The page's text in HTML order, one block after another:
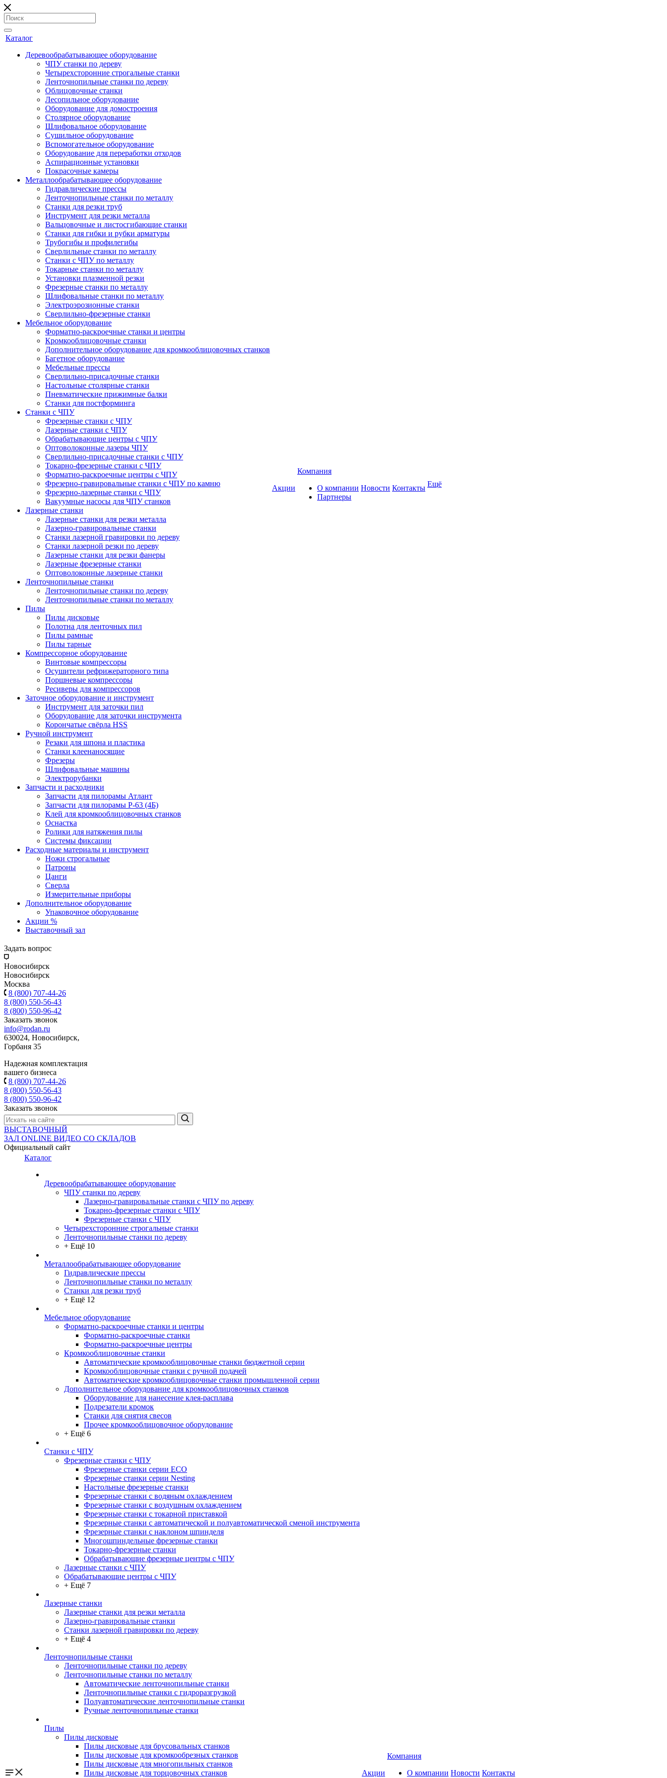
Каталог
Деревообрабатывающее оборудование
ЧПУ станки по дереву
Четырехсторонние строгальные станки
Ленточнопильные станки по дереву
Облицовочные станки
Лесопильное оборудование
Оборудование для домостроения
Столярное оборудование
Шлифовальное оборудование
Сушильное оборудование
Вспомогательное оборудование
Оборудование для переработки отходов
Аспирационные установки
Покрасочные камеры
Металлообрабатывающее оборудование
Гидравлические прессы
Ленточнопильные станки по металлу
Станки для резки труб
Инструмент для резки металла
Вальцовочные и листосгибающие станки
Станки для гибки и рубки арматуры
Трубогибы и профилегибы
Сверлильные станки по металлу
Станки с ЧПУ по металлу
Токарные станки по металлу
Установки плазменной резки
Фрезерные станки по металлу
Шлифовальные станки по металлу
Электроэрозионные станки
Сверлильно-фрезерные станки
Мебельное оборудование
Форматно-раскроечные станки и центры
Кромкооблицовочные станки
Дополнительное оборудование для кромкооблицовочных станков
Багетное оборудование
Мебельные прессы
Сверлильно-присадочные станки
Настольные столярные станки
Пневматические прижимные балки
Станки для постформинга
Станки с ЧПУ
Фрезерные станки с ЧПУ
Лазерные станки с ЧПУ
Обрабатывающие центры с ЧПУ
Оптоволоконные лазеры ЧПУ
Сверлильно-присадочные станки с ЧПУ
Токарно-фрезерные станки с ЧПУ
Форматно-раскроечные центры с ЧПУ
Фрезерно-гравировальные станки с ЧПУ по камню
Фрезерно-лазерные станки с ЧПУ
Вакуумные насосы для ЧПУ станков
Лазерные станки
Лазерные станки для резки металла
Лазерно-гравировальные станки
Станки лазерной гравировки по дереву
Станки лазерной резки по дереву
Лазерные станки для резки фанеры
Лазерные фрезерные станки
Оптоволоконные лазерные станки
Ленточнопильные станки
Ленточнопильные станки по дереву
Ленточнопильные станки по металлу
Пилы
Пилы дисковые
Полотна для ленточных пил
Пилы рамные
Пилы тарные
Компрессорное оборудование
Винтовые компрессоры
Осушители рефрижераторного типа
Поршневые компрессоры
Ресиверы для компрессоров
Заточное оборудование и инструмент
Инструмент для заточки пил
Оборудование для заточки инструмента
Корончатые свёрла HSS
Ручной инструмент
Резаки для шпона и пластика
Станки клеенаносящие
Фрезеры
Шлифовальные машины
Электрорубанки
Запчасти и расходники
Запчасти для пилорамы Атлант
Запчасти для пилорамы Р-63 (4Б)
Клей для кромкооблицовочных станков
Оснастка
Ролики для натяжения пилы
Системы фиксации
Расходные материалы и инструмент
Ножи строгальные
Патроны
Цанги
Сверла
Измерительные приборы
Дополнительное оборудование
Упаковочное оборудование
Акции %
Выставочный зал
Акции
Компания
О компании
Партнеры
Новости Контакты Ещё
Задать вопрос
Новосибирск
Новосибирск
Москва
8 (800) 707-44-26
8 (800) 550-56-43
8 (800) 550-96-42
Заказать звонок
info@rodan.ru
630024, Новосибирск,
Горбаня 35
Надежная комплектация
вашего бизнеса
8 (800) 707-44-26
8 (800) 550-56-43
8 (800) 550-96-42
Заказать звонок
ВЫСТАВОЧНЫЙ
ЗАЛ ONLINE ВИДЕО СО СКЛАДОВ
Официальный сайт
Каталог
Деревообрабатывающее оборудование
ЧПУ станки по дереву
Лазерно-гравировальные станки с ЧПУ по дереву
Токарно-фрезерные станки с ЧПУ
Фрезерные станки с ЧПУ
Четырехсторонние строгальные станки
Ленточнопильные станки по дереву
+ Ещё 10
Металлообрабатывающее оборудование
Гидравлические прессы
Ленточнопильные станки по металлу
Станки для резки труб
+ Ещё 12
Мебельное оборудование
Форматно-раскроечные станки и центры
Форматно-раскроечные станки
Форматно-раскроечные центры
Кромкооблицовочные станки
Автоматические кромкооблицовочные станки бюджетной серии
Кромкооблицовочные станки с ручной подачей
Автоматические кромкооблицовочные станки промышленной серии
Дополнительное оборудование для кромкооблицовочных станков
Оборудование для нанесение клея-расплава
Подрезатели кромок
Станки для снятия свесов
Прочее кромкооблицовочное оборудование
+ Ещё 6
Станки с ЧПУ
Фрезерные станки с ЧПУ
Фрезерные станки серии ECO
Фрезерные станки серии Nesting
Настольные фрезерные станки
Фрезерные станки с водяным охлаждением
Фрезерные станки с воздушным охлаждением
Фрезерные станки с токарной приставкой
Фрезерные станки с автоматической и полуавтоматической сменой инструмента
Фрезерные станки с наклоном шпинделя
Многошпиндельные фрезерные станки
Токарно-фрезерные станки
Обрабатывающие фрезерные центры с ЧПУ
Лазерные станки с ЧПУ
Обрабатывающие центры с ЧПУ
+ Ещё 7
Лазерные станки
Лазерные станки для резки металла
Лазерно-гравировальные станки
Станки лазерной гравировки по дереву
+ Ещё 4
Ленточнопильные станки
Ленточнопильные станки по дереву
Ленточнопильные станки по металлу
Автоматические ленточнопильные станки
Ленточнопильные станки с гидроразгрузкой
Полуавтоматические ленточнопильные станки
Ручные ленточнопильные станки
Пилы
Пилы дисковые
Пилы дисковые для брусовальных станков
Пилы дисковые для кромкообрезных станков
Пилы дисковые для многопильных станков
Пилы дисковые для торцовочных станков
Акции
Компания
О компании Новости Контакты